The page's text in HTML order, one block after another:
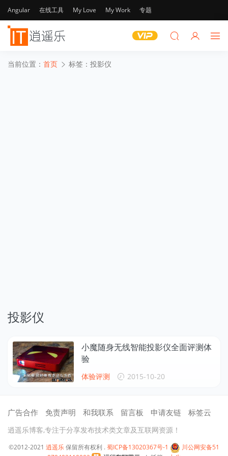
Angular 在线工具 My Love My Work 专题
当前位置： 首页 标签：投影仪
投影仪
小魔随身无线智能投影仪全面评测体
验
体验评测 2015-10-20
广告合作 免责声明 和我联系 留言板 申请友链 标签云
逍遥乐博客,专注于分享发布技术类文章及互联网资源！
©2012-2021 逍遥乐保留所有权利 . 蜀ICP备13020367号-1
川公网安备51